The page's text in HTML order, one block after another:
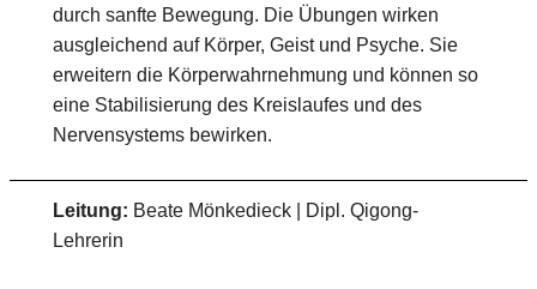
durch sanfte Bewegung. Die Übungen wirken
ausgleichend auf Körper, Geist und Psyche. Sie
erweitern die Körperwahrnehmung und können so
eine Stabilisierung des Kreislaufes und des
Nervensystems bewirken.
Leitung: Beate Mönkedieck | Dipl. Qigong-
Lehrerin